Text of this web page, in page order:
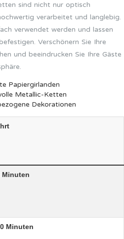
sind nicht nur optisch
verarbeitet und langlebig.
verwendet werden und lassen
Verschönern Sie Ihre
und beeindrucken Sie Ihre Gäste
Papiergirlanden
Metallic-Ketten
Dekorationen
Minuten
Minuten